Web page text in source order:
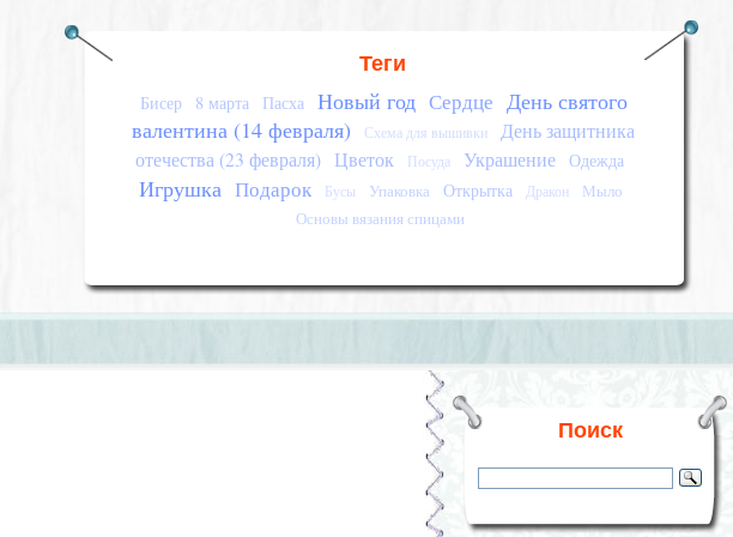
Теги
Бисер 8 марта Пасха Новый год Сердце День святого
валентина (14 февраля)
Схема для вышивки
День защитника
отечества (23 февраля)
Цветок Посуда Украшение Одежда
Игрушка Подарок Бусы Упаковка Открытка Дракон
Мыло
Основы вязания спицами
Поиск